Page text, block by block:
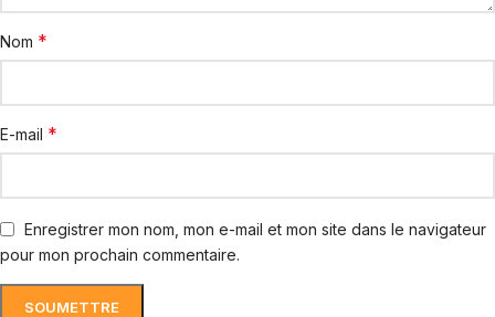
Nom *
E-mail *
Enregistrer mon nom, mon e-mail et mon site dans le navigateur
pour mon prochain commentaire.